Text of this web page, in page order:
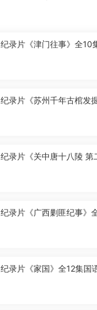
纪录片《津门往事》全10
纪录片《苏州千年古棺发
纪录片《关中唐十八陵 第
纪录片《广西剿匪纪事》
纪录片《家国》全12集国